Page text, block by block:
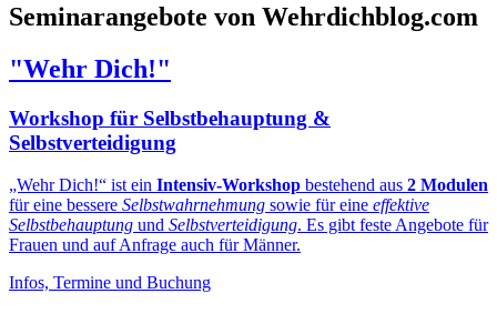
Seminarangebote von Wehrdichblog.com
"Wehr Dich!"
Workshop für Selbstbehauptung &
Selbstverteidigung
„Wehr Dich!“ ist ein Intensiv-Workshop bestehend aus 2 Modulen
für eine bessere Selbstwahrnehmung sowie für eine effektive
Selbstbehauptung und Selbstverteidigung. Es gibt feste Angebote für
Frauen und auf Anfrage auch für Männer.
Infos, Termine und Buchung